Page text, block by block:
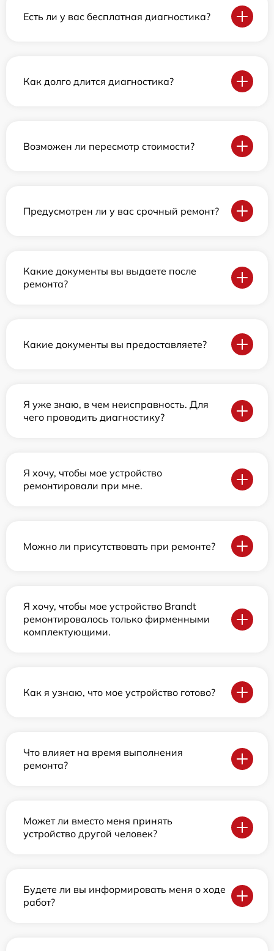
Есть ли у вас бесплатная диагностика?
Как долго длится диагностика?
Возможен ли пересмотр стоимости?
Предусмотрен ли у вас срочный ремонт?
Какие документы вы выдаете после
ремонта?
Какие документы вы предоставляете?
Я уже знаю, в чем неисправность. Для
чего проводить диагностику?
Я хочу, чтобы мое устройство
ремонтировали при мне.
Можно ли присутствовать при ремонте?
Я хочу, чтобы мое устройство Brandt
ремонтировалось только фирменными
комплектующими.
Как я узнаю, что мое устройство готово?
Что влияет на время выполнения
ремонта?
Может ли вместо меня принять
устройство другой человек?
Будете ли вы информировать меня о ходе
работ?